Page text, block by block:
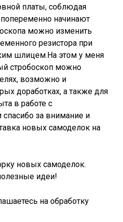
платы, соблюдая
начинают
можно изменить
резистора при
шлицем.На этом у меня
стробоскоп можно
возможно и
доработках, а также для
в работе с
за внимание и
новых самоделок на
новых самоделок.
идеи!
на обработку